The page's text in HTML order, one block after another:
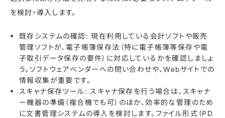
を検討・導入します。
既存システムの確認: 現在利用している会計ソフトや販売
管理ソフトが、電子帳簿保存法（特に電子帳簿等保存や電
子取引データ保存の要件）に対応しているかを確認しましょ
う。ソフトウェアベンダーへの問い合わせや、Webサイトでの
情報収集が重要です。
スキャナ保存ツール: スキャナ保存を行う場合は、スキャナ
ー機器の準備（複合機でも可）のほか、効率的な管理のため
に文書管理システムの導入を検討します。ファイル形式（PD